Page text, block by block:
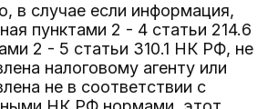
в случае если информация,
пунктами 2 - 4 статьи 214.6
2 - 5 статьи 310.1 НК РФ, не
налоговому агенту или
не в соответствии с